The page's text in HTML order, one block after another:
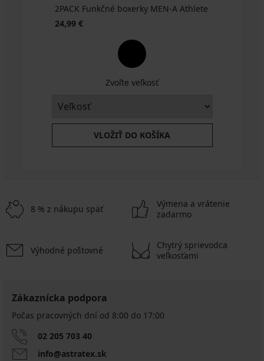
2PACK Funkčné boxerky MEN-A Athlete
24,99 €
Zvoľte veľkosť
VLOŽIŤ DO KOŠÍKA
8 % z nákupu späť
Výmena a vrátenie
zadarmo
Výhodné poštovné
Chytrý sprievodca
veľkosťami
Zákaznícka podpora
Počas pracovných dní od 8:00 do 17:00
02 205 703 40
info@astratex.sk